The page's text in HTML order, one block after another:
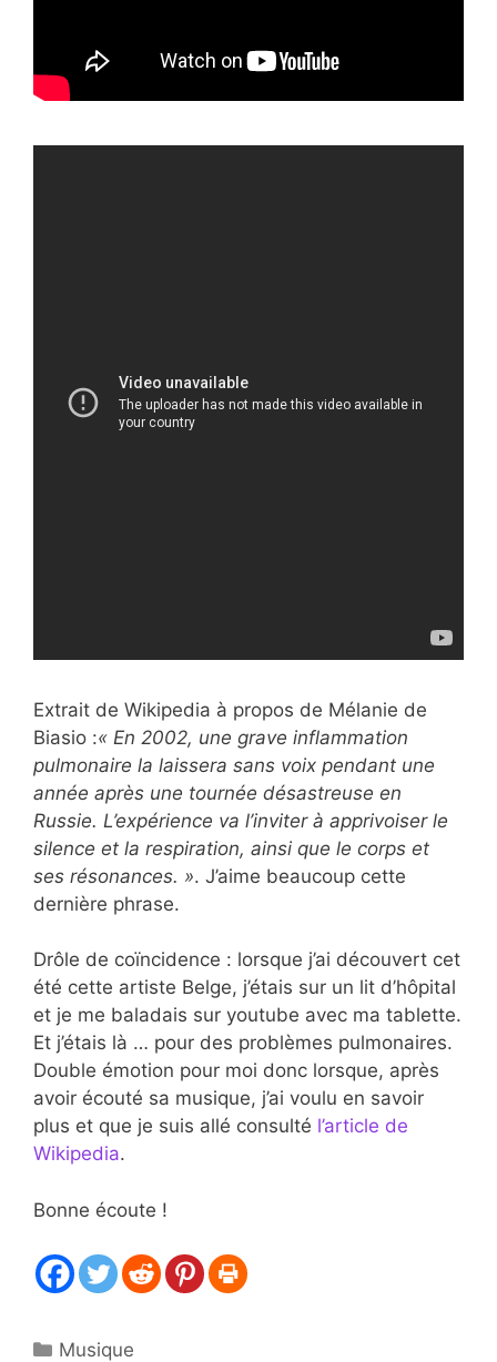
Extrait de Wikipedia à propos de Mélanie de
Biasio :« En 2002, une grave inflammation
pulmonaire la laissera sans voix pendant une
année après une tournée désastreuse en
Russie. L’expérience va l’inviter à apprivoiser le
silence et la respiration, ainsi que le corps et
ses résonances. ». J’aime beaucoup cette
dernière phrase.
Drôle de coïncidence : lorsque j’ai découvert cet
été cette artiste Belge, j’étais sur un lit d’hôpital
et je me baladais sur youtube avec ma tablette.
Et j’étais là … pour des problèmes pulmonaires.
Double émotion pour moi donc lorsque, après
avoir écouté sa musique, j’ai voulu en savoir
plus et que je suis allé consulté l’article de
Wikipedia.
Bonne écoute !
Catégories
Musique